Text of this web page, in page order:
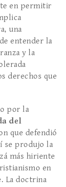
en permitir
una
entender la
y la
derechos que
por la
del
que defendió
se produjo la
más hiriente
en
La doctrina